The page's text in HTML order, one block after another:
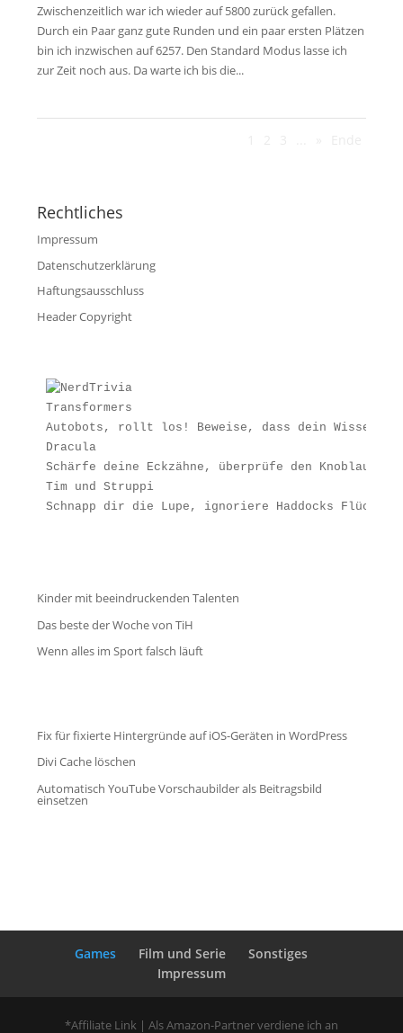
Zwischenzeitlich war ich wieder auf 5800 zurück gefallen.
Durch ein Paar ganz gute Runden und ein paar ersten Plätzen
bin ich inzwischen auf 6257. Den Standard Modus lasse ich
zur Zeit noch aus. Da warte ich bis die...
Rechtliches
Impressum
Datenschutzerklärung
Haftungsausschluss
Header Copyright
Transformers
Autobots, rollt los! Beweise, dass dein Wissen
Dracula
Schärfe deine Eckzähne, überprüfe den
Tim und Struppi
Schnapp dir die Lupe, ignoriere Haddocks
Kinder mit beeindruckenden Talenten
Das beste der Woche von TiH
Wenn alles im Sport falsch läuft
Fix für fixierte Hintergründe auf iOS-Geräten in WordPress
Divi Cache löschen
Automatisch YouTube Vorschaubilder als Beitragsbild
einsetzen
Games Film und Serie
Sonstiges
Impressum
*Affiliate Link | Als Amazon-Partner verdiene ich an